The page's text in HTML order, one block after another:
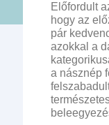
Előfordult
hogy az
pár
azokkal a
a násznép